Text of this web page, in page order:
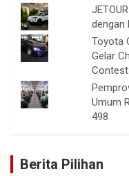
dengan
Toyota
Gelar
Contest
Umum
498
Berita Pilihan